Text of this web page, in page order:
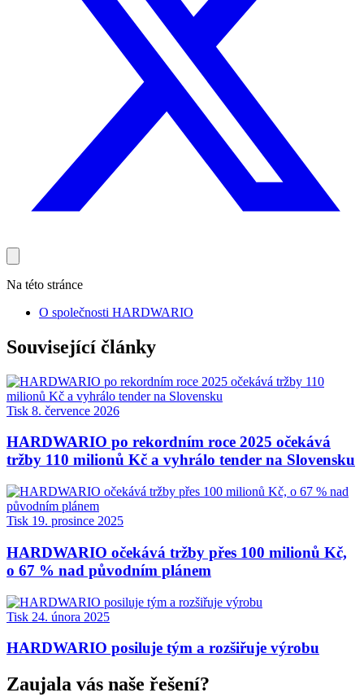
Na této stránce
O společnosti HARDWARIO
Související články
Tisk 8. července 2026
HARDWARIO po rekordním roce 2025 očekává
tržby 110 milionů Kč a vyhrálo tender na Slovensku
Tisk 19. prosince 2025
HARDWARIO očekává tržby přes 100 milionů Kč,
o 67 % nad původním plánem
Tisk 24. února 2025
HARDWARIO posiluje tým a rozšiřuje výrobu
Zaujala vás naše řešení?